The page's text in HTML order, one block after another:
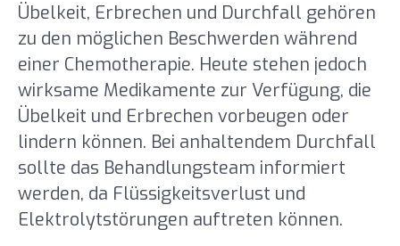
Übelkeit, Erbrechen und Durchfall gehören
zu den möglichen Beschwerden während
einer Chemotherapie. Heute stehen jedoch
wirksame Medikamente zur Verfügung, die
Übelkeit und Erbrechen vorbeugen oder
lindern können. Bei anhaltendem Durchfall
sollte das Behandlungsteam informiert
werden, da Flüssigkeitsverlust und
Elektrolytstörungen auftreten können.